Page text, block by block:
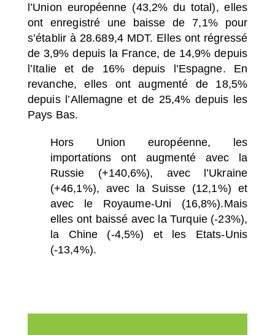
l’Union européenne (43,2% du total), elles
ont enregistré une baisse de 7,1% pour
s’établir à 28.689,4 MDT. Elles ont régressé
de 3,9% depuis la France, de 14,9% depuis
l’Italie et de 16% depuis l’Espagne. En
revanche, elles ont augmenté de 18,5%
depuis l’Allemagne et de 25,4% depuis les
Pays Bas.
Hors Union européenne, les
importations ont augmenté avec la
Russie (+140,6%), avec l’Ukraine
(+46,1%), avec la Suisse (12,1%) et
avec le Royaume-Uni (16,8%).Mais
elles ont baissé avec la Turquie (-23%),
la Chine (-4,5%) et les Etats-Unis
(-13,4%).